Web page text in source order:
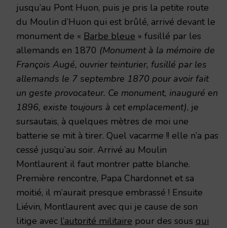
jusqu’au Pont Huon, puis je pris la petite route
du Moulin d’Huon qui est brûlé, arrivé devant le
monument de « Barbe bleue » fusillé par les
allemands en 1870 (Monument à la mémoire de
François Augé, ouvrier teinturier, fusillé par les
allemands le 7 septembre 1870 pour avoir fait
un geste provocateur. Ce monument, inauguré en
1896, existe toujours à cet emplacement), je
sursautais, à quelques mètres de moi une
batterie se mit à tirer. Quel vacarme !! elle n’a pas
cessé jusqu’au soir. Arrivé au Moulin
Montlaurent il faut montrer patte blanche.
Première rencontre, Papa Chardonnet et sa
moitié, il m’aurait presque embrassé ! Ensuite
Liévin, Montlaurent avec qui je cause de son
litige avec l’autorité militaire pour des sous qui